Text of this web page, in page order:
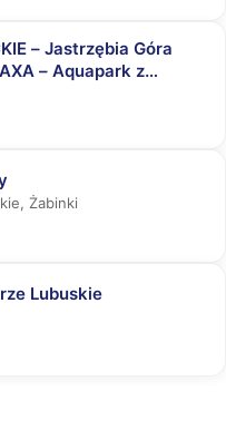
– Jastrzębia Góra
z
Misja Specjalna
Żabinki
Lubuskie